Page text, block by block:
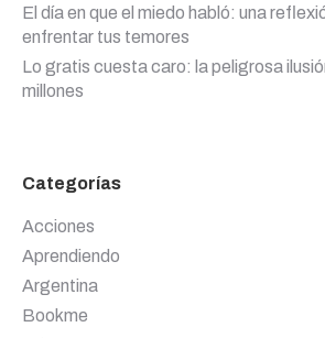
El día en que el miedo habló: una
enfrentar tus temores
Lo gratis cuesta caro: la peligrosa
millones
Categorías
Acciones
Aprendiendo
Argentina
Bookme